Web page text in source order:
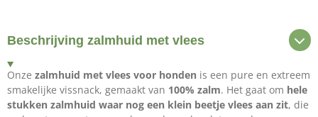
Beschrijving zalmhuid met vlees
Onze zalmhuid met vlees voor honden is een pure en extreem
smakelijke vissnack, gemaakt van 100% zalm. Het gaat om hele
stukken zalmhuid waar nog een klein beetje vlees aan zit, die